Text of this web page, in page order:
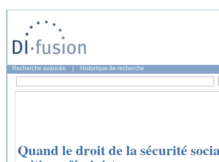
Recherche avancée Historique de recherche
Quand le droit de la sécurité